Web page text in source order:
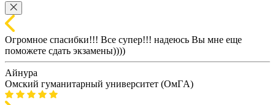
Огромное спасибки!!! Все супер!!! надеюсь Вы мне еще
поможете сдать экзамены))))
Айнура
Омский гуманитарный университет (ОмГA)